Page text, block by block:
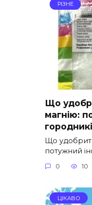
РІЗНЕ
Що
магнію:
Що
потужний
0 10
ЦІКАВО